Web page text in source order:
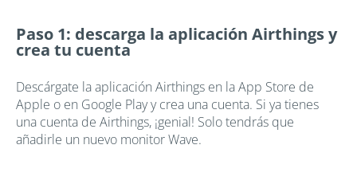
Paso 1: descarga la aplicación Airthings y
crea tu cuenta
Descárgate la aplicación Airthings en la App Store de
Apple o en Google Play y crea una cuenta. Si ya tienes
una cuenta de Airthings, ¡genial! Solo tendrás que
añadirle un nuevo monitor Wave.